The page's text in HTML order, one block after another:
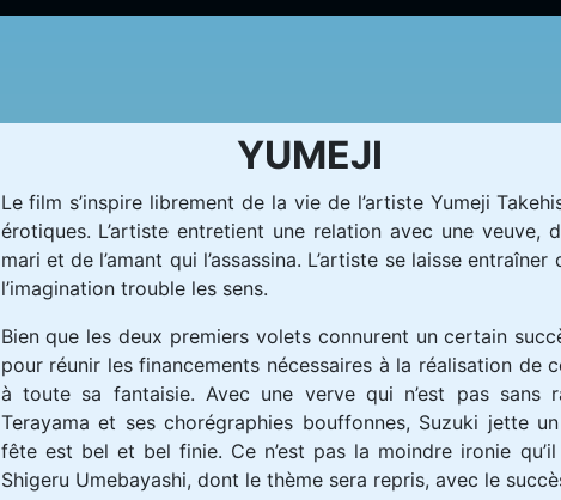
YUMEJI
Le film s’inspire librement de la vie de l’artiste Yumeji
érotiques. L’artiste entretient une relation avec une
mari et de l’amant qui l’assassina. L’artiste se laisse
l’imagination trouble les sens.
Bien que les deux premiers volets connurent un certain
pour réunir les financements nécessaires à la réalisation de
à toute sa fantaisie. Avec une verve qui n’est pas sans
Terayama et ses chorégraphies bouffonnes, Suzuki jette
fête est bel et bel finie. Ce n’est pas la moindre ironie
Shigeru Umebayashi, dont le thème sera repris, avec le